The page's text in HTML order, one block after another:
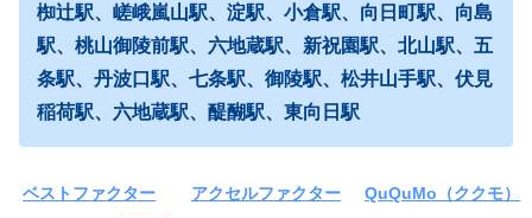
椥辻駅、嵯峨嵐山駅、淀駅、小倉駅、向日町駅、向島
駅、桃山御陵前駅、六地蔵駅、新祝園駅、北山駅、五
条駅、丹波口駅、七条駅、御陵駅、松井山手駅、伏見
稲荷駅、六地蔵駅、醍醐駅、東向日駅
ベストファクター アクセルファクター QuQuMo（ククモ）